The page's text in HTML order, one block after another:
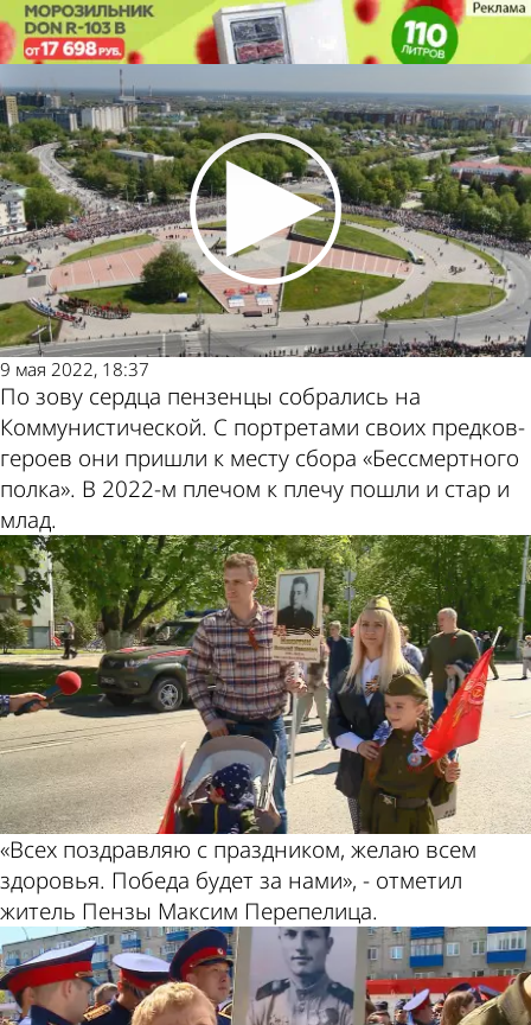
Пензенцы пронесли фотографии
предков-героев по улицам города
Общество
9 мая 2022, 18:37
По зову сердца пензенцы собрались на
Коммунистической. С портретами своих предков-
героев они пришли к месту сбора «Бессмертного
полка». В 2022-м плечом к плечу пошли и стар и
млад.
«Всех поздравляю с праздником, желаю всем
здоровья. Победа будет за нами», - отметил
житель Пензы Максим Перепелица.
Пензенцы пронесли фотографии
предков-героев по улицам города
Общество
Другие
новости
по теме
Погода и
курсы
валют в
Пензе